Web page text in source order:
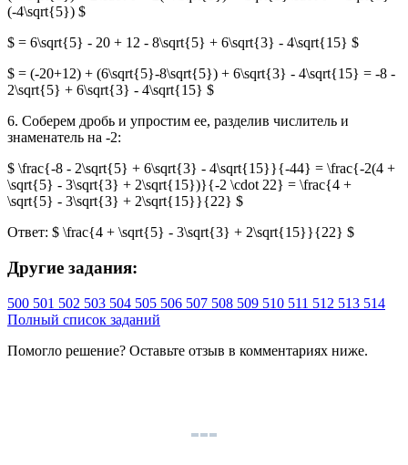
(-4\sqrt{5}) $
$ = 6\sqrt{5} - 20 + 12 - 8\sqrt{5} + 6\sqrt{3} - 4\sqrt{15} $
$ = (-20+12) + (6\sqrt{5}-8\sqrt{5}) + 6\sqrt{3} - 4\sqrt{15} = -8 -
2\sqrt{5} + 6\sqrt{3} - 4\sqrt{15} $
6. Соберем дробь и упростим ее, разделив числитель и
знаменатель на -2:
$ \frac{-8 - 2\sqrt{5} + 6\sqrt{3} - 4\sqrt{15}}{-44} = \frac{-2(4 +
\sqrt{5} - 3\sqrt{3} + 2\sqrt{15})}{-2 \cdot 22} = \frac{4 +
\sqrt{5} - 3\sqrt{3} + 2\sqrt{15}}{22} $
Ответ: $ \frac{4 + \sqrt{5} - 3\sqrt{3} + 2\sqrt{15}}{22} $
Другие задания:
500 501 502 503 504 505 506 507 508 509 510 511 512 513 514
Полный список заданий
Помогло решение? Оставьте отзыв в комментариях ниже.